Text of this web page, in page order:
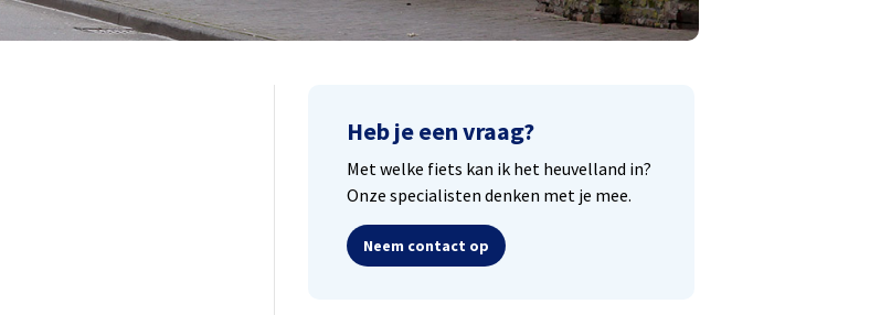
Heb je een vraag?
Met welke fiets kan ik het heuvelland in?
Onze specialisten denken met je mee.
Neem contact op